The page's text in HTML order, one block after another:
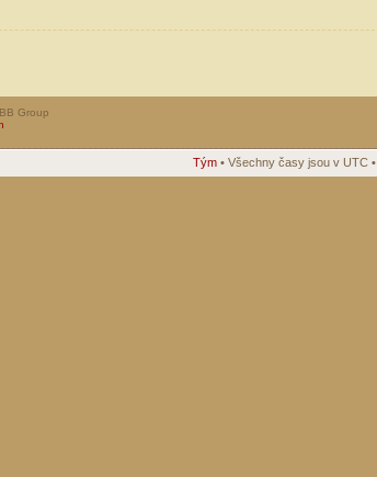
Group
Tým • Všechny časy jsou v UTC •